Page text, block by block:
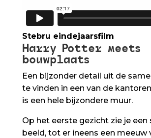
Stebru eindejaarsfilm
Harry Potter meets
bouwplaats
Een bijzonder detail uit de
te vinden in een van de
is een hele bijzondere muur.
Op het eerste gezicht zie je een
beeld, tot er ineens een meeuw